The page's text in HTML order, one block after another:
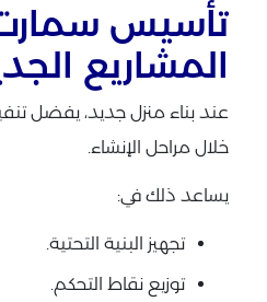
تأسيس
المشاريع
عند بناء منزل جديد، يفضل
خلال مراحل الإنشاء.
يساعد ذلك في:
تجهيز البنية التحتية.
توزيع نقاط التحكم.